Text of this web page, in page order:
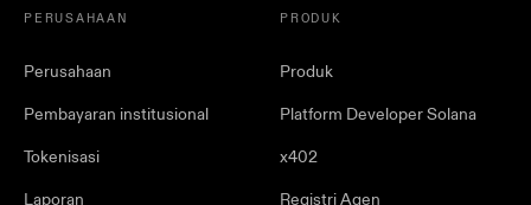
PERUSAHAAN
Perusahaan
Pembayaran institusional
Tokenisasi
Laporan
PRODUK
Produk
Platform Developer Solana
x402
Registri Agen